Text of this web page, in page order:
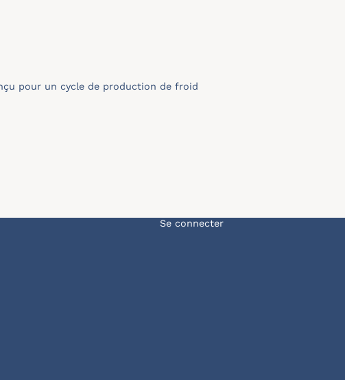
pour un cycle de production de froid
Menu du compte de
Se connecter